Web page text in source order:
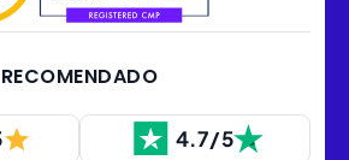
RECOMENDADO
4.7/5